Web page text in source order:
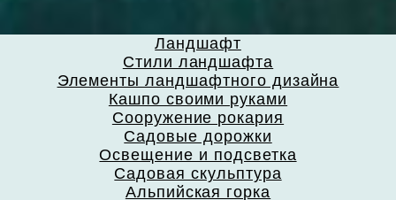
Ландшафт
Стили ландшафта
Элементы ландшафтного дизайна
Кашпо своими руками
Сооружение рокария
Садовые дорожки
Освещение и подсветка
Садовая скульптура
Альпийская горка